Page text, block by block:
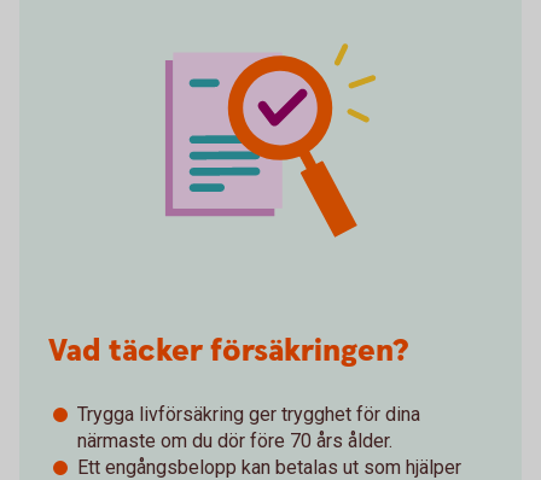
Vad täcker försäkringen?
Trygga livförsäkring ger trygghet för dina
närmaste om du dör före 70 års ålder.
Ett engångsbelopp kan betalas ut som hjälper